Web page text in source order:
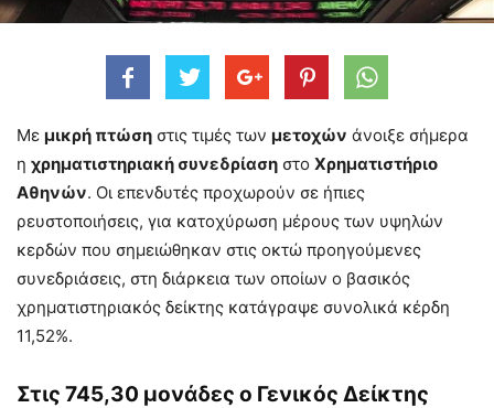
Με μικρή πτώση στις τιμές των μετοχών άνοιξε σήμερα
η χρηματιστηριακή συνεδρίαση στο Χρηματιστήριο
Αθηνών. Οι επενδυτές προχωρούν σε ήπιες
ρευστοποιήσεις, για κατοχύρωση μέρους των υψηλών
κερδών που σημειώθηκαν στις οκτώ προηγούμενες
συνεδριάσεις, στη διάρκεια των οποίων ο βασικός
χρηματιστηριακός δείκτης κατάγραψε συνολικά κέρδη
11,52%.
Στις 745,30 μονάδες ο Γενικός Δείκτης